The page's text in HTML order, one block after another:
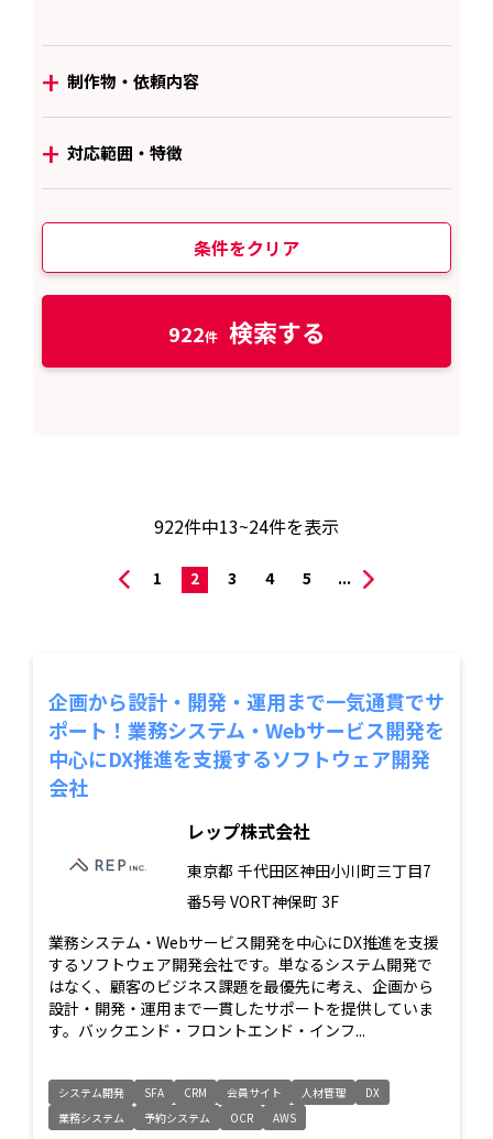
+ 制作物・依頼内容
+ 対応範囲・特徴
条件をクリア
922 検索する
922件中13~24件を表示
1 2 3 4 5 ...
企画から設計・開発・運用まで一気通貫でサ
ポート！業務システム・Webサービス開発を
中心にDX推進を支援するソフトウェア開発
会社
レップ株式会社
東京都 千代田区神田小川町三丁目7
番5号 VORT神保町 3F
業務システム・Webサービス開発を中心にDX推進を支援
するソフトウェア開発会社です。単なるシステム開発で
はなく、顧客のビジネス課題を最優先に考え、企画から
設計・開発・運用まで一貫したサポートを提供していま
す。バックエンド・フロントエンド・インフ...
システム開発 SFA CRM 会員サイト 人材管理
DX
業務システム
予約システム OCR AWS